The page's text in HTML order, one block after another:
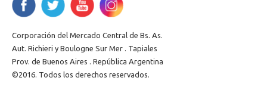
Corporación del Mercado Central de Bs. As.
Aut. Richieri y Boulogne Sur Mer . Tapiales
Prov. de Buenos Aires . República Argentina
©2016. Todos los derechos reservados.